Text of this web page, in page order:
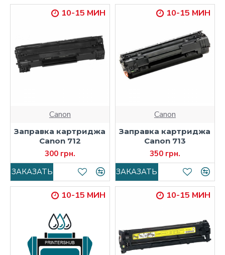
10-15 МИН
Canon
Заправка картриджа
Canon 712
300 грн.
ЗАКАЗАТЬ
10-15 МИН
Canon
Заправка картриджа
Canon 713
350 грн.
ЗАКАЗАТЬ
10-15 МИН 10-15 МИН